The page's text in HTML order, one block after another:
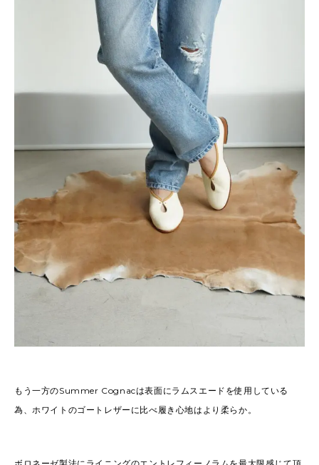
もう一方のSummer Cognacは表面にラムスエードを使用している
為、ホワイトのゴートレザーに比べ履き心地はより柔らか。